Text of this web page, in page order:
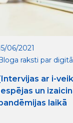
06/2021
raksti par
[Intervijas ar i-
Iespējas un
laikā